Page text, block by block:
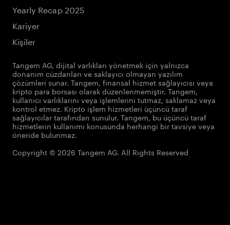
Yearly Recap 2025
Kariyer
Kişiler
Tangem AG, dijital varlıkları yönetmek için yalnızca
donanım cüzdanları ve saklayıcı olmayan yazılım
çözümleri sunar. Tangem, finansal hizmet sağlayıcısı veya
kripto para borsası olarak düzenlenmemiştir. Tangem,
kullanıcı varlıklarını veya işlemlerini tutmaz, saklamaz veya
kontrol etmez. Kripto işlem hizmetleri üçüncü taraf
sağlayıcılar tarafından sunulur. Tangem, bu üçüncü taraf
hizmetlerin kullanımı konusunda herhangi bir tavsiye veya
öneride bulunmaz.